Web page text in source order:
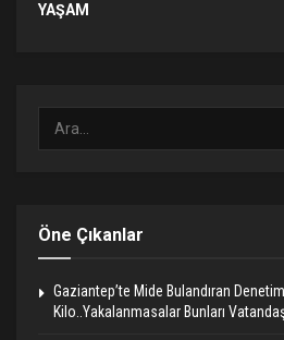
YAŞAM
Öne Çıkanlar
Gaziantep’te Mide Bulandıran
Kilo..Yakalanmasalar Bunları